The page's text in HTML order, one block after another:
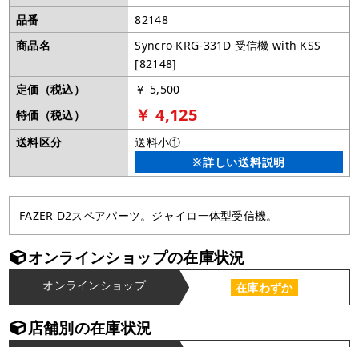
品番
82148
商品名
Syncro KRG-331D 受信機 with KSS
[82148]
定価（税込）
￥ 5,500
特価（税込）
￥ 4,125
送料区分
送料小①
※詳しい送料説明
FAZER D2スペアパーツ。ジャイロ一体型受信機。
オンラインショップの在庫状況
オンラインショップ 在庫わずか
店舗別の在庫状況